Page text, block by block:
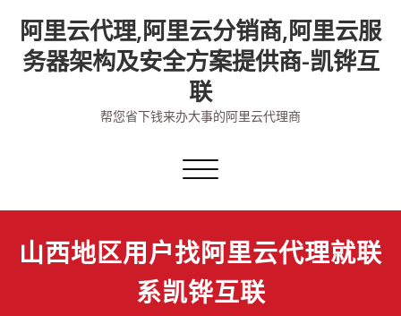
content
阿里云代理,阿里云分销商,阿里云服
务器架构及安全方案提供商-凯铧互
联
帮您省下钱来办大事的阿里云代理商
切
导
山西地区用户找阿里云代理就联
系凯铧互联